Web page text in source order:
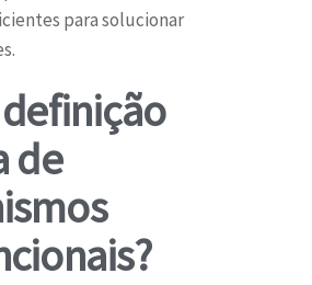
para solucionar
de